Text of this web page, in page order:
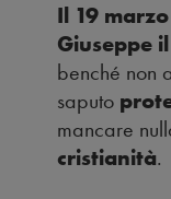
Il 19 marzo
Giuseppe
benché non
saputo
mancare
cristianità.